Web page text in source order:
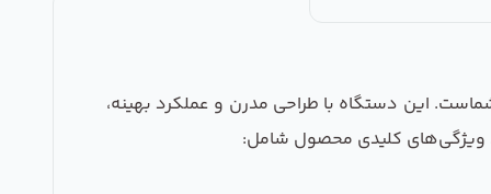
خانه‌های شماست. این دستگاه با طراحی مدرن و عملکرد بهینه،
ویژگی‌های کلیدی محصول شامل: